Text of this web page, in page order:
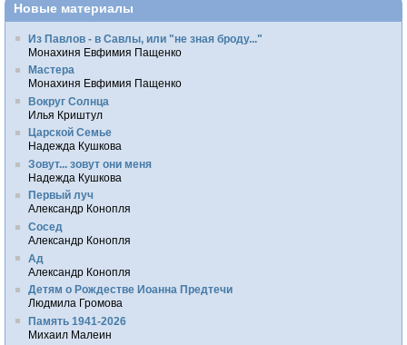
Новые материалы
Из Павлов - в Савлы, или "не зная броду..."
Монахиня Евфимия Пащенко
Мастера
Монахиня Евфимия Пащенко
Вокруг Солнца
Илья Криштул
Царской Семье
Надежда Кушкова
Зовут... зовут они меня
Надежда Кушкова
Первый луч
Александр Конопля
Сосед
Александр Конопля
Ад
Александр Конопля
Детям о Рождестве Иоанна Предтечи
Людмила Громова
Память 1941-2026
Михаил Малеин